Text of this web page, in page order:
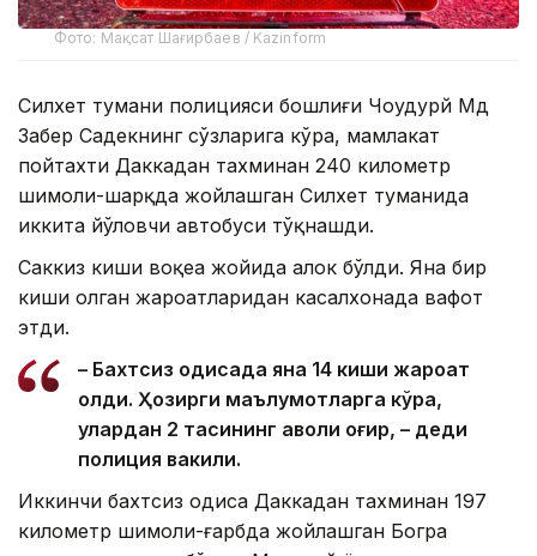
Фото: Мақсат Шағирбаев / Kazinform
Силхет тумани полицияси бошлиғи Чоудҳурй Мд
Забер Садекнинг сўзларига кўра, мамлакат
пойтахти Даккадан тахминан 240 километр
шимоли-шарқда жойлашган Силхет туманида
иккита йўловчи автобуси тўқнашди.
Саккиз киши воқеа жойида ҳалок бўлди. Яна бир
киши олган жароҳатларидан касалхонада вафот
этди.
– Бахтсиз ҳодисада яна 14 киши жароҳат
олди. Ҳозирги маълумотларга кўра,
улардан 2 тасининг аҳволи оғир, – деди
полиция вакили.
Иккинчи бахтсиз ҳодиса Даккадан тахминан 197
километр шимоли-ғарбда жойлашган Богра